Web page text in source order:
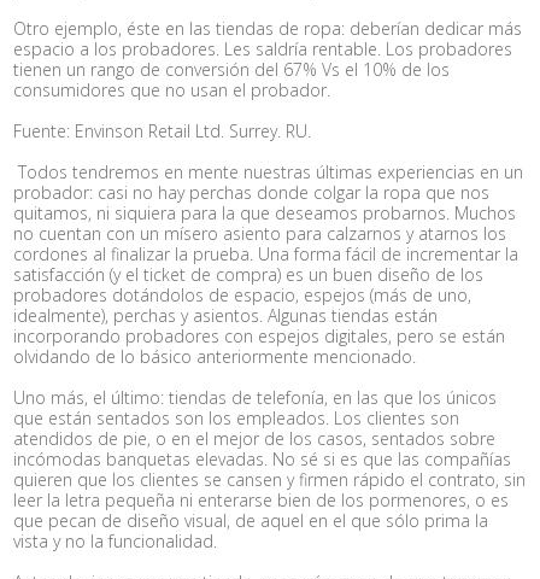
Otro ejemplo, éste en las tiendas de ropa: deberían dedicar más
espacio a los probadores. Les saldría rentable. Los probadores
tienen un rango de conversión del 67% Vs el 10% de los
consumidores que no usan el probador.
Fuente: Envinson Retail Ltd. Surrey. RU.
Todos tendremos en mente nuestras últimas experiencias en un
probador: casi no hay perchas donde colgar la ropa que nos
quitamos, ni siquiera para la que deseamos probarnos. Muchos
no cuentan con un mísero asiento para calzarnos y atarnos los
cordones al finalizar la prueba. Una forma fácil de incrementar la
satisfacción (y el ticket de compra) es un buen diseño de los
probadores dotándolos de espacio, espejos (más de uno,
idealmente), perchas y asientos. Algunas tiendas están
incorporando probadores con espejos digitales, pero se están
olvidando de lo básico anteriormente mencionado.
Uno más, el último: tiendas de telefonía, en las que los únicos
que están sentados son los empleados. Los clientes son
atendidos de pie, o en el mejor de los casos, sentados sobre
incómodas banquetas elevadas. No sé si es que las compañías
quieren que los clientes se cansen y firmen rápido el contrato, sin
leer la letra pequeña ni enterarse bien de los pormenores, o es
que pecan de diseño visual, de aquel en el que sólo prima la
vista y no la funcionalidad.